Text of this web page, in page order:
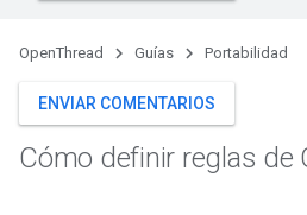
OpenThread Guías Portabilidad
ENVIAR COMENTARIOS
Cómo definir reglas de